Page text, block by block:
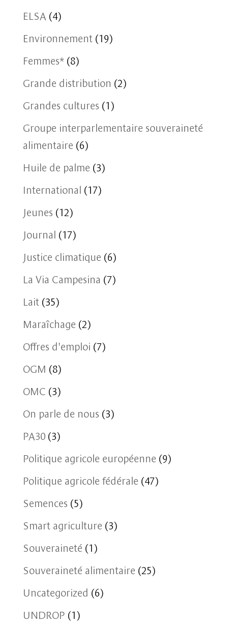
ELSA (4)
Environnement (19)
Femmes*(8)
Grande distribution (2)
Grandes cultures (1)
Groupe interparlementaire souveraineté
alimentaire (6)
Huile de palme (3)
International (17)
Jeunes (12)
Journal (17)
Justice climatique (6)
La Via Campesina (7)
Lait (35)
Maraîchage (2)
Offres d'emploi (7)
OGM (8)
OMC (3)
On parle de nous (3)
PA30(3)
Politique agricole européenne (9)
Politique agricole fédérale (47)
Semences (5)
Smart agriculture (3)
Souveraineté (1)
Souveraineté alimentaire (25)
Uncategorized (6)
UNDROP (1)